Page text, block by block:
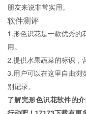
朋友来说非常实用。
软件测评
1.形色识花是一款优秀的
用。
2.提供水果蔬菜的标识，
3.用户可以在这里自由浏
别记录。
了解完形色识花软件的